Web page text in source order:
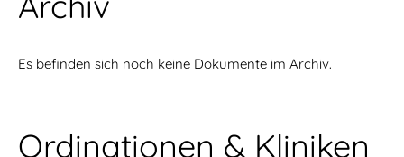
Es befinden sich noch keine Dokumente im Archiv.
Ordinationen & Kliniken